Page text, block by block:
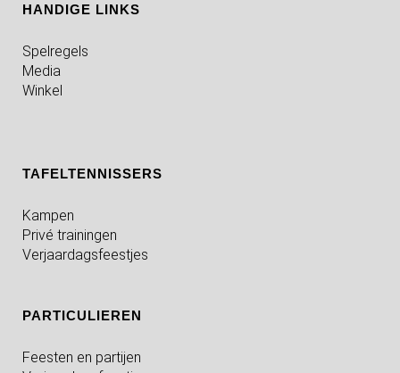
HANDIGE LINKS
Spelregels
Media
Winkel
TAFELTENNISSERS
Kampen
Privé trainingen
Verjaardagsfeestjes
PARTICULIEREN
Feesten en partijen